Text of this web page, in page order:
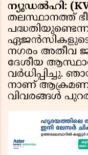
ന്യൂഡൽഹി:
തലസ്ഥാനത്ത്
ഏജൻസികളുടെ
നഗരം അതീവ
ദേശീയ
വർധിപ്പിച്ചു.
നാണ് ആക്രമണ
വിവരങ്ങൾ